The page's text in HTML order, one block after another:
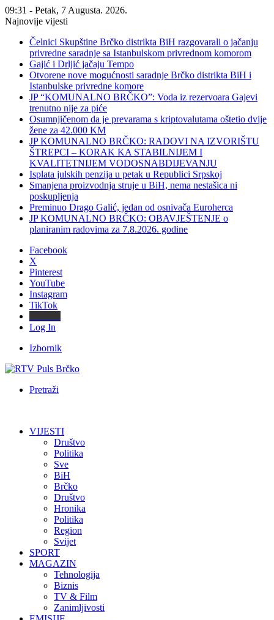
09:31 - Petak, 7 Augusta. 2026.
Najnovije vijesti
Čelnici Skupštine Brčko distrikta BiH razgovarali o jačanju
privredne saradnje sa Istanbulskom privrednom komorom
Gajić i Drljić jačaju Tempo
Otvorene nove mogućnosti saradnje Brčko distrikta BiH i
Istanbulske privredne komore
JP “KOMUNALNO BRČKO”: Voda iz rezervoara Gajevi
trenutno nije za piće
Osumnjičenom da je prevarama s kriptovalutama oštetio dvije
žene za 42.000 KM
JP KOMUNALNO BRČKO: RADOVI NA IZVORIŠTU
ŠTREPCI – KORAK KA STABILNIJEM I
KVALITETNIJEM VODOSNABDIJEVANJU
Isplata julskih penzija u petak u Republici Srpskoj
Smanjena proizvodnja struje u BiH, nema nestašica ni
poskupljenja
Preminuo Drago Galić, jedan od osnivača Euroherca
JP KOMUNALNO BRČKO: OBAVJEŠTENJE o
planiranim radovima za 7.8.2026. godine
Facebook
X
Pinterest
YouTube
Instagram
TikTok
Log In
Izbornik
Pretraži
VIJESTI
Društvo
Politika
Sve
BiH
Brčko
Društvo
Hronika
Politika
Region
Svijet
SPORT
MAGAZIN
Tehnologija
Biznis
TV & Film
Zanimljivosti